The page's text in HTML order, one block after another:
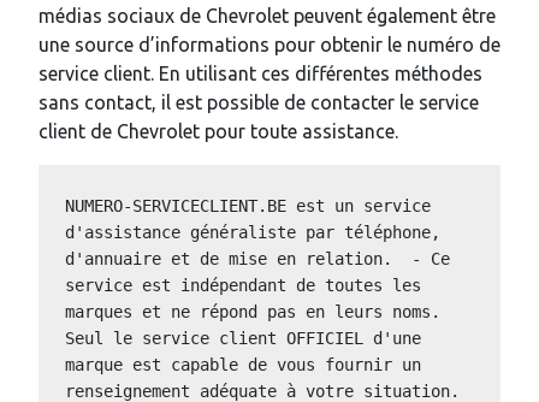
médias sociaux de Chevrolet peuvent également être
une source d’informations pour obtenir le numéro de
service client. En utilisant ces différentes méthodes
sans contact, il est possible de contacter le service
client de Chevrolet pour toute assistance.
NUMERO-SERVICECLIENT.BE est un service
d'assistance généraliste par téléphone,
d'annuaire et de mise en relation.  - Ce
service est indépendant de toutes les
marques et ne répond pas en leurs noms.
Seul le service client OFFICIEL d'une
marque est capable de vous fournir un
renseignement adéquate à votre situation.